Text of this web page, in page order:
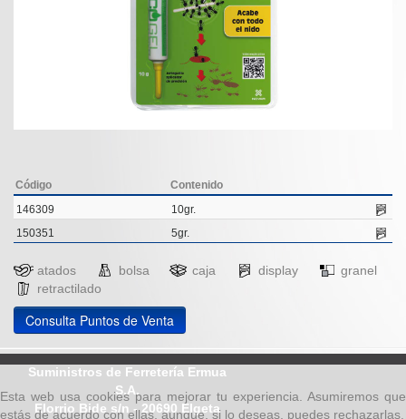
Código Contenido
146309 10gr.
150351 5gr.
atados bolsa caja display
granel
retractilado
Consulta Puntos de Venta
Suministros de Ferretería Ermua
S.A.
Elorrio Bide s/n - 20690 Elgeta
Esta web usa cookies para mejorar tu experiencia. Asumiremos que
estás de acuerdo con ellas, aunque, si lo deseas, puedes rechazarlas.